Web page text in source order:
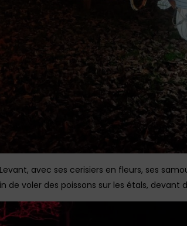
avec ses cerisiers en fleurs, ses
de voler des poissons sur les étals, devant